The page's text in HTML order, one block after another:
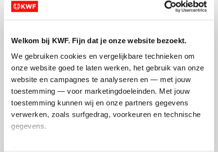
Welkom bij KWF. Fijn dat je onze website bezoekt.
We gebruiken cookies en vergelijkbare technieken om
onze website goed te laten werken, het gebruik van onze
website en campagnes te analyseren en — met jouw
toestemming — voor marketingdoeleinden. Met jouw
toestemming kunnen wij en onze partners gegevens
verwerken, zoals surfgedrag, voorkeuren en technische
gegevens.
Kshitij's badges